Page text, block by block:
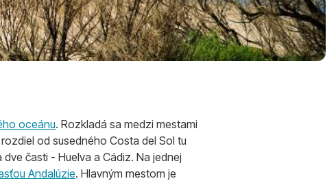
oceánu. Rozkladá sa medzi mestami
od susedného Costa del Sol tu
časti - Huelva a Cádiz. Na jednej
Andalúzie. Hlavným mestom je